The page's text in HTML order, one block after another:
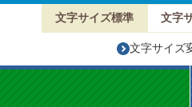
文字サイズ標準 文字
文字サイズ